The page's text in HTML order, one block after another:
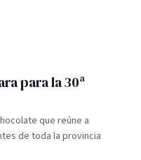
para la 30ª
que reúne a
de toda la provincia